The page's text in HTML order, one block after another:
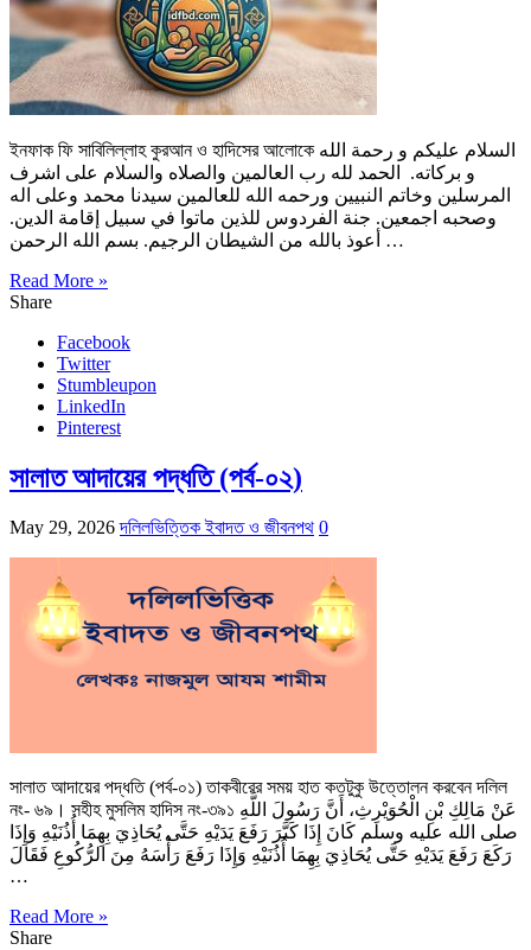
ইনফাক ফি সাবিলিল্লাহ কুরআন ও হাদিসের আলোকে السلام عليكم و رحمة الله
و بركاته. الحمد لله رب العالمين والصلاه والسلام على اشرف
المرسلين وخاتم النبيين ورحمه الله للعالمين سيدنا محمد وعلى اله
وصحبه اجمعين. جنة الفردوس للذين ماتوا في سبيل إقامة الدين.
أعوذ بالله من الشيطان الرجيم. بسم الله الرحمن …
Read More »
Share
Facebook
Twitter
Stumbleupon
LinkedIn
Pinterest
সালাত আদায়ের পদ্ধতি (পর্ব-০২)
May 29, 2026 দলিলভিত্তিক ইবাদত ও জীবনপথ 0
সালাত আদায়ের পদ্ধতি (পর্ব-০১) তাকবীরের সময় হাত কতটুকু উত্তোলন করবেন দলিল
নং- ৬৯। সহীহ মুসলিম হাদিস নং-৩৯১ عَنْ مَالِكِ بْنِ الْحُوَيْرِثِ، أَنَّ رَسُولَ اللَّهِ
صلى الله عليه وسلم كَانَ إِذَا كَبَّرَ رَفَعَ يَدَيْهِ حَتَّى يُحَاذِيَ بِهِمَا أُذُنَيْهِ وَإِذَا
رَكَعَ رَفَعَ يَدَيْهِ حَتَّى يُحَاذِيَ بِهِمَا أُذُنَيْهِ وَإِذَا رَفَعَ رَأْسَهُ مِنَ الرُّكُوعِ فَقَالَ
…
Read More »
Share